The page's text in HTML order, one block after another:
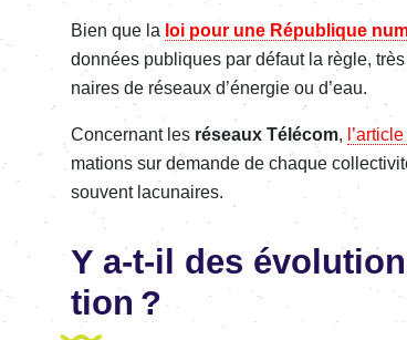
Bien que la loi pour une Répu­blique
données publiques par défaut la règle,
naires de réseaux d’éner­gie ou d’eau.
Concer­nant les réseaux Télé­com,
ma­tions sur demande de chaque
souvent lacu­naires.
Y a-t-il des
tion ?